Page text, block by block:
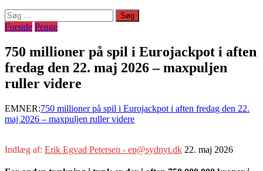
Søg
efter:
Forside Penge
750 millioner på spil i Eurojackpot i aften
fredag den 22. maj 2026 – maxpuljen
ruller videre
EMNER:750 millioner på spil i Eurojackpot i aften fredag den 22.
maj 2026 – maxpuljen ruller videre
Indlæg af: Erik Egvad Petersen - ep@sydnyt.dk 22. maj 2026